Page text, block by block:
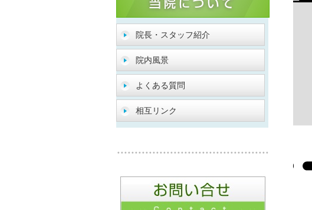
院長・スタッフ紹介
院内風景
よくある質問
相互リンク